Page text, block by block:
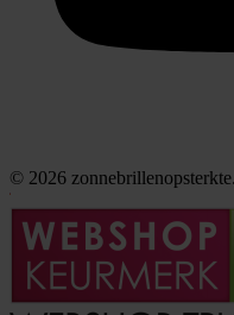
© 2026